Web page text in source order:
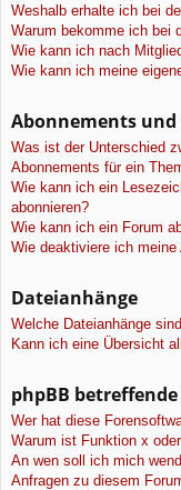
Weshalb erhalte ich bei
Warum bekomme ich bei
Wie kann ich nach
Wie kann ich meine
Abonnements und
Was ist der Unterschied
Abonnements für ein
Wie kann ich ein
abonnieren?
Wie kann ich ein Forum
Wie deaktiviere ich meine
Dateianhänge
Welche Dateianhänge
Kann ich eine Übersicht
phpBB betreffende
Wer hat diese
Warum ist Funktion x
An wen soll ich mich
Anfragen zu diesem